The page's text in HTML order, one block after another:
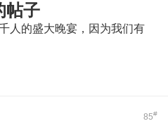
帖子
人的盛大晚宴，因为我们有
85#